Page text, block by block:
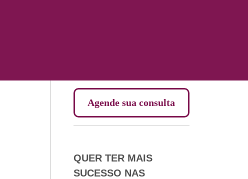
Agende sua consulta
QUER TER MAIS
SUCESSO NAS